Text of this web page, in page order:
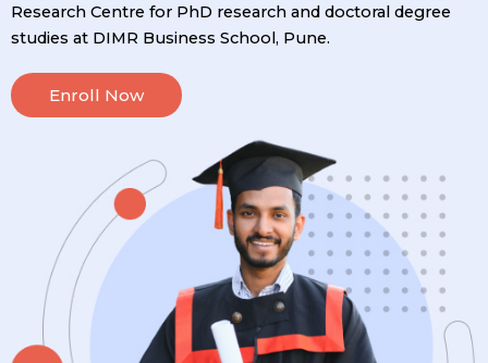
Research Centre for PhD research and doctoral degree
studies at DIMR Business School, Pune.
Enroll Now